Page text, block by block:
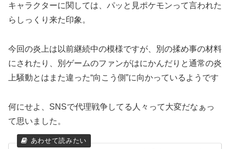
キャラクターに関しては、パッと見ポケモンって言われた
らしっくり来た印象。
今回の炎上は以前継続中の模様ですが、別の揉め事の材料
にされたり、別ゲームのファンがはにかんだりと通常の炎
上騒動とはまた違った“向こう側”に向かっているようです
何にせよ、SNSで代理戦争してる人々って大変だなぁっ
て思いました。